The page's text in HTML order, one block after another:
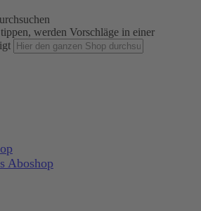
werden Vorschläge in einer
Aboshop